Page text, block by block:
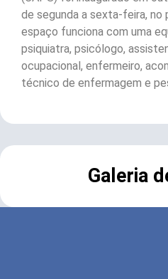
de segunda a sexta-feira, no
espaço funciona com uma
psiquiatra, psicólogo,
ocupacional, enfermeiro,
técnico de enfermagem e
Galeria